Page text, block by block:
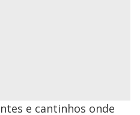
e cantinhos onde